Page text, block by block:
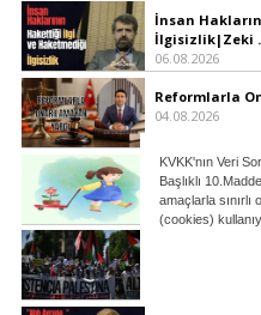
KVKK'nın Veri
Başlıklı
amaçlarla
(cookies)
İnsan
İlgisizlik|Zeki
06.08.2026
Reformlarla
04.08.2026
Ebeveynliğin
Yetiştirmek
06.08.2026